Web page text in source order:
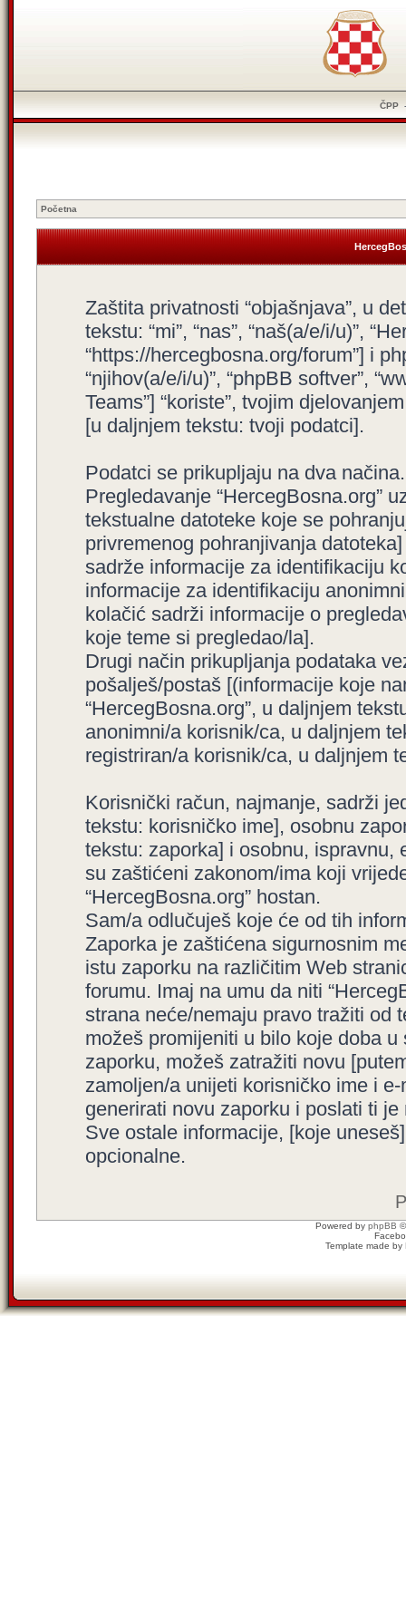
ČPP
Početna
Zaštita privatnosti “objašnjava”, u
tekstu: “mi”, “nas”, “naš(a/e/i/u)”,
“https://hercegbosna.org/forum”] i
“njihov(a/e/i/u)”, “phpBB softver”,
Teams”] “koriste”, tvojim
[u daljnjem tekstu: tvoji podatci].
Podatci se prikupljaju na dva načina.
Pregledavanje “HercegBosna.org”
tekstualne datoteke koje se
privremenog pohranjivanja
sadrže informacije za identifikaciju
informacije za identifikaciju
kolačić sadrži informacije o
koje teme si pregledao/la].
Drugi način prikupljanja podataka
pošalješ/postaš [(informacije koje
“HercegBosna.org”, u daljnjem
anonimni/a korisnik/ca, u daljnjem
registriran/a korisnik/ca, u daljnjem
Korisnički račun, najmanje, sadrži
tekstu: korisničko ime], osobnu
tekstu: zaporka] i osobnu, ispravnu,
su zaštićeni zakonom/ima koji
“HercegBosna.org” hostan.
Sam/a odlučuješ koje će od tih
Zaporka je zaštićena sigurnosnim
istu zaporku na različitim Web
forumu. Imaj na umu da niti
strana neće/nemaju pravo tražiti od
možeš promijeniti u bilo koje doba
zaporku, možeš zatražiti novu
zamoljen/a unijeti korisničko ime i
generirati novu zaporku i poslati ti je
Sve ostale informacije, [koje
opcionalne.
Powered by phpBB
Template made by